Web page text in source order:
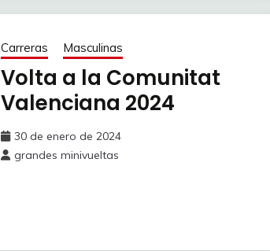
Carreras Masculinas
Volta a la Comunitat
Valenciana 2024
30 de enero de 2024
grandes minivueltas